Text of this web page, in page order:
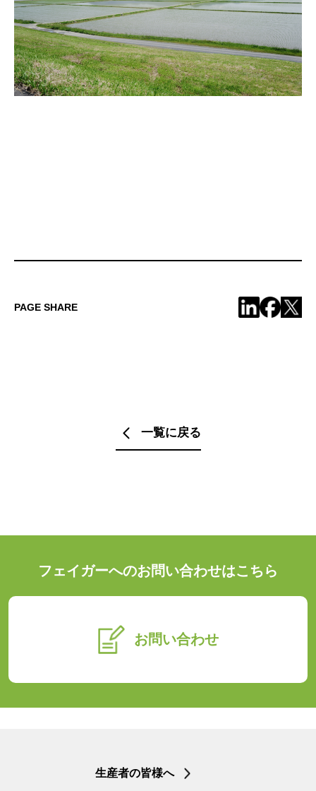
PAGE SHARE
一覧に戻る
フェイガーへのお問い合わせはこちら
お問い合わせ
生産者の皆様へ